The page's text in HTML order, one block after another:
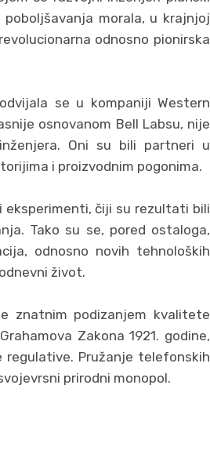
morala, u krajnjoj
odnosno pionirska
se u kompaniji Western
osnovanom Bell Labsu, nije
Oni su bili partneri u
i proizvodnim pogonima.
eksperimenti, čiji su rezultati bili
Tako su se, pored ostaloga,
odnosno novih tehnoloških
život.
znatnim podizanjem kvalitete
Zakona 1921. godine,
Pružanje telefonskih
prirodni monopol.